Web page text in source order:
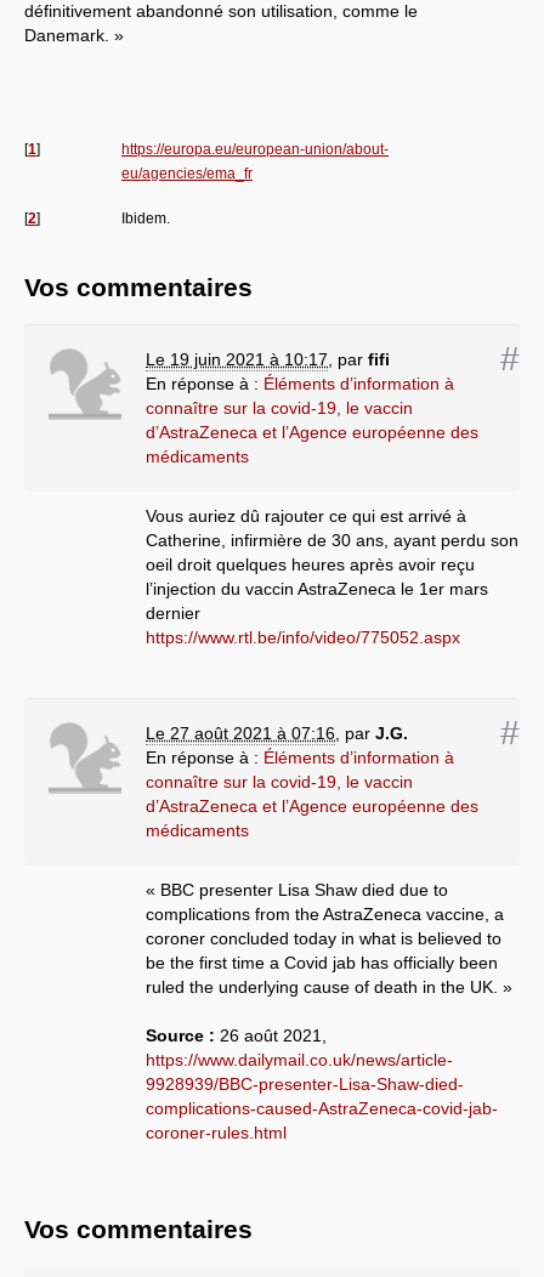
définitivement abandonné son utilisation, comme le
Danemark. »
[1]
https://europa.eu/european-union/about-
eu/agencies/ema_fr
[2] Ibidem.
Vos commentaires
#
Le 19 juin 2021 à 10:17 par fifi
En réponse à : Éléments d’information à
connaître sur la covid-19, le vaccin
d’AstraZeneca et l’Agence européenne des
médicaments
Vous auriez dû rajouter ce qui est arrivé à
Catherine, infirmière de 30 ans, ayant perdu son
oeil droit quelques heures après avoir reçu
l’injection du vaccin AstraZeneca le 1er mars
dernier
https://www.rtl.be/info/video/775052.aspx
#
Le 27 août 2021 à 07:16 par J.G.
En réponse à : Éléments d’information à
connaître sur la covid-19, le vaccin
d’AstraZeneca et l’Agence européenne des
médicaments
« BBC presenter Lisa Shaw died due to
complications from the AstraZeneca vaccine, a
coroner concluded today in what is believed to
be the first time a Covid jab has officially been
ruled the underlying cause of death in the UK. »
Source : 26 août 2021,
https://www.dailymail.co.uk/news/article-
9928939/BBC-presenter-Lisa-Shaw-died-
complications-caused-AstraZeneca-covid-jab-
coroner-rules.html
Vos commentaires